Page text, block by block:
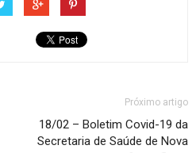
Próximo artigo
18/02 – Boletim Covid-19 da
Secretaria de Saúde de Nova